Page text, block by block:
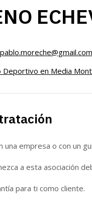
pablo.moreche@gmail.com
en Media
una empresa o con un
a esta asociación
para ti como cliente.